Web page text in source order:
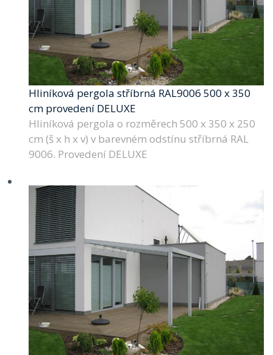
Hliníková pergola stříbrná RAL9006 500 x 350
cm provedení DELUXE
Hliníková pergola o rozměrech 500 x 350 x 250
cm (š x h x v) v barevném odstínu stříbrná RAL
9006. Provedení DELUXE